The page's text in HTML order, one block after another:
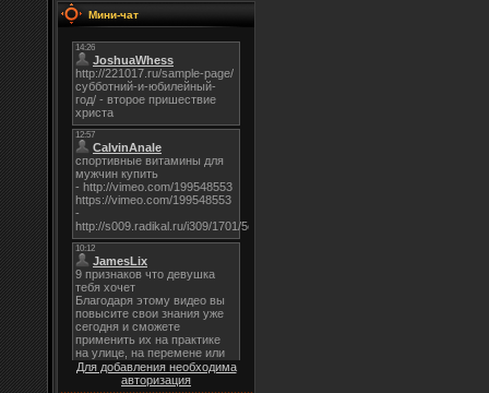
Мини-чат
Для добавления необходима
авторизация